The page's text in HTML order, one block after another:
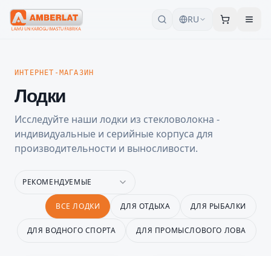
RU
ИНТЕРНЕТ-МАГАЗИН
Лодки
Исследуйте наши лодки из стекловолокна -
индивидуальные и серийные корпуса для
производительности и выносливости.
РЕКОМЕНДУЕМЫЕ
ВСЕ ЛОДКИ ДЛЯ ОТДЫХА ДЛЯ РЫБАЛКИ
ДЛЯ ВОДНОГО СПОРТА ДЛЯ ПРОМЫСЛОВОГО ЛОВА